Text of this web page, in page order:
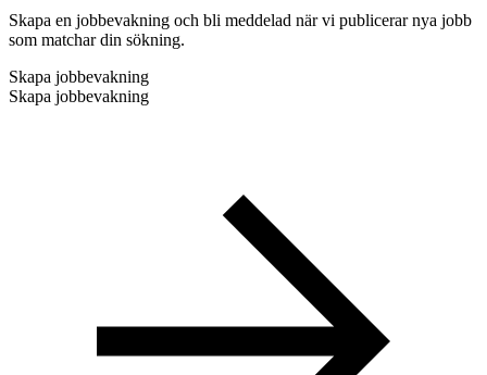
Skapa en jobbevakning och bli meddelad när vi publicerar nya jobb
som matchar din sökning.
Skapa jobbevakning
Skapa jobbevakning